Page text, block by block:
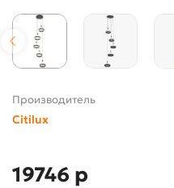
Производитель
Citilux
19746 р